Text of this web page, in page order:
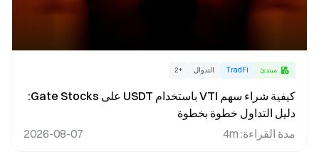
مبتدئ TradFi التدوال +
2
كيفية شراء سهم VTI باستخدام USDT على Gate Stocks:
دليل التداول خطوة بخطوة
مدة القراءة:
4m
2026-08-07